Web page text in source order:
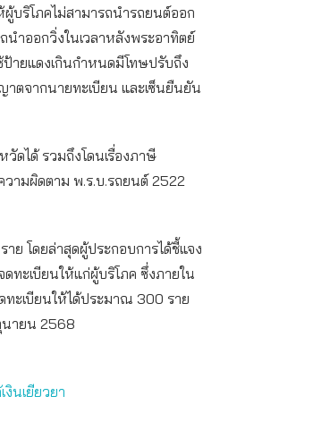
บริโภคไม่สามารถนำรถยนต์ออก
นำออกวิ่งในเวลาหลังพระอาทิตย์
ายแดงเกินกำหนดมีโทษปรับถึง
าตจากนายทะเบียน และเซ็นยืนยัน
ดได้ รวมถึงโดนเรื่องภาษี
วามผิดตาม พ.ร.บ.รถยนต์ 2522
ย โดยล่าสุดผู้ประกอบการได้ชี้แจง
ทะเบียนให้แก่ผู้บริโภค ซึ่งภายใน
ะเบียนให้ได้ประมาณ 300 ราย
นายน 2568
นเยียวยา